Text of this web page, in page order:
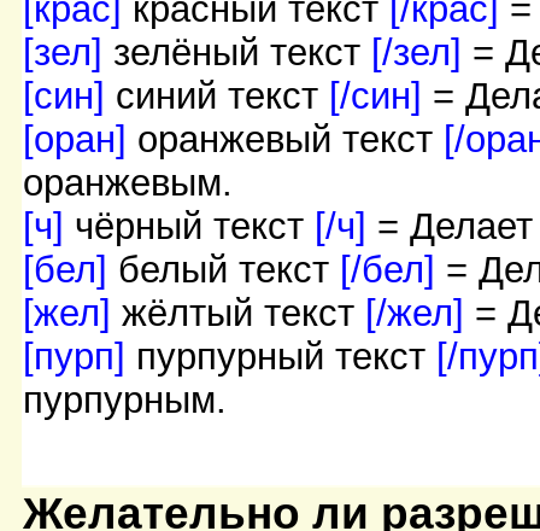
[крас] красный текст [/крас]
[зел] зелёный текст [/зел] =
[син] синий текст [/син] =
[оран] оранжевый текст [/
оранжевым.
[ч] чёрный текст [/ч] =
[бел] белый текст [/бел] =
[жел] жёлтый текст [/жел] =
[пурп] пурпурный текст [/
пурпурным.
Желательно ли